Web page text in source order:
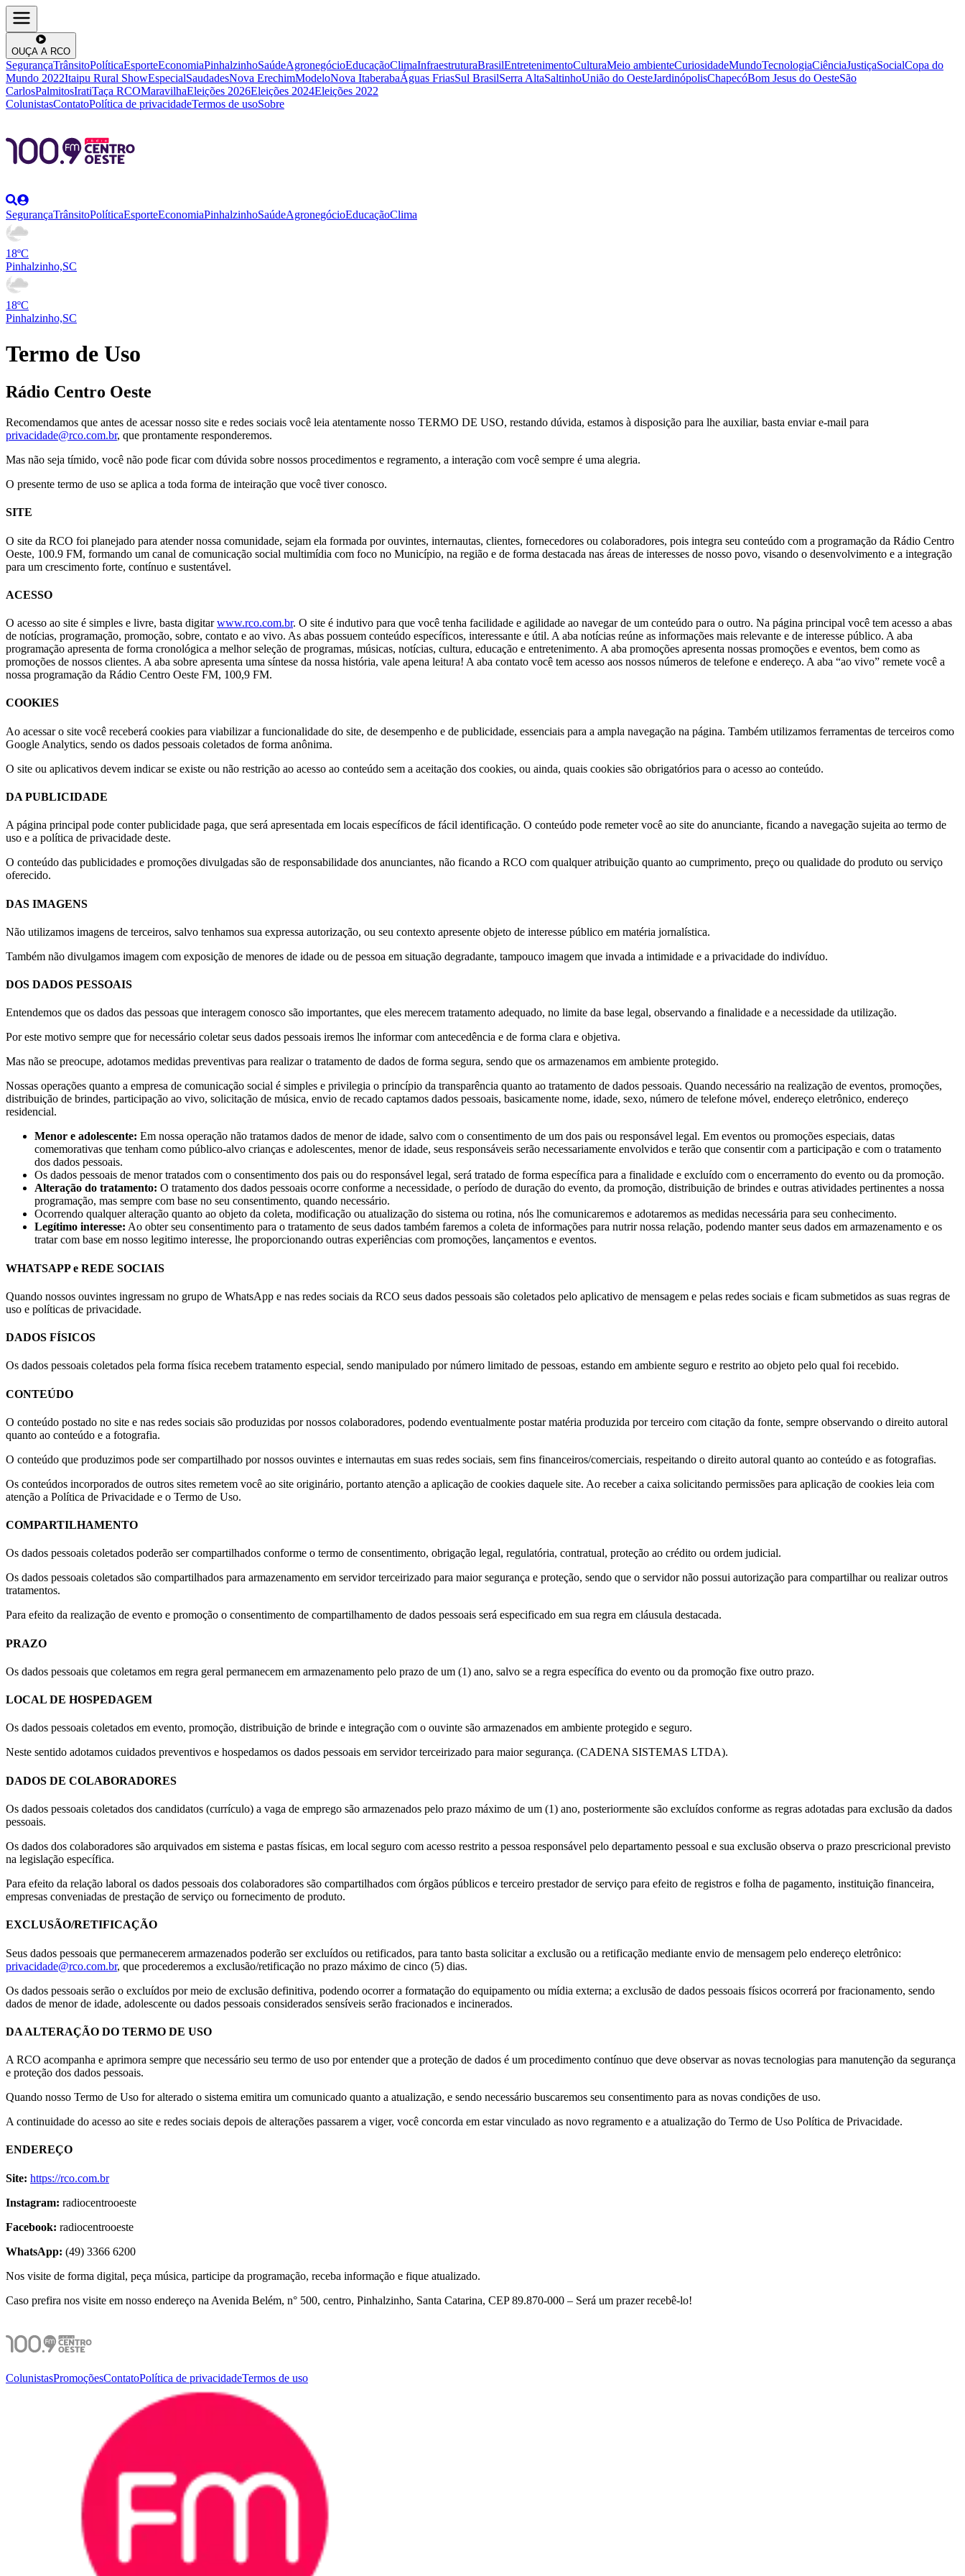
OUÇA A RCO
SegurançaTrânsitoPolíticaEsporteEconomiaPinhalzinhoSaúdeAgronegócioEducaçãoClimaInfraestruturaBrasilEntretenimentoCulturaMeio ambienteCuriosidadeMundoTecnologiaCiênciaJustiçaSocialCopa do
Mundo 2022Itaipu Rural ShowEspecialSaudadesNova ErechimModeloNova ItaberabaÁguas FriasSul BrasilSerra AltaSaltinhoUnião do OesteJardinópolisChapecóBom Jesus do OesteSão
CarlosPalmitosIratiTaça RCOMaravilhaEleições 2026Eleições 2024Eleições 2022
ColunistasContatoPolítica de privacidadeTermos de usoSobre
SegurançaTrânsitoPolíticaEsporteEconomiaPinhalzinhoSaúdeAgronegócioEducaçãoClima
18ºC
Pinhalzinho,SC
18ºC
Pinhalzinho,SC
Termo de Uso
Rádio Centro Oeste
Recomendamos que antes de acessar nosso site e redes sociais você leia atentamente nosso TERMO DE USO, restando dúvida, estamos à disposição para lhe auxiliar, basta enviar e-mail para
privacidade@rco.com.br, que prontamente responderemos.
Mas não seja tímido, você não pode ficar com dúvida sobre nossos procedimentos e regramento, a interação com você sempre é uma alegria.
O presente termo de uso se aplica a toda forma de inteiração que você tiver conosco.
SITE
O site da RCO foi planejado para atender nossa comunidade, sejam ela formada por ouvintes, internautas, clientes, fornecedores ou colaboradores, pois integra seu conteúdo com a programação da Rádio Centro
Oeste, 100.9 FM, formando um canal de comunicação social multimídia com foco no Município, na região e de forma destacada nas áreas de interesses de nosso povo, visando o desenvolvimento e a integração
para um crescimento forte, contínuo e sustentável.
ACESSO
O acesso ao site é simples e livre, basta digitar www.rco.com.br. O site é indutivo para que você tenha facilidade e agilidade ao navegar de um conteúdo para o outro. Na página principal você tem acesso a abas
de notícias, programação, promoção, sobre, contato e ao vivo. As abas possuem conteúdo específicos, interessante e útil. A aba notícias reúne as informações mais relevante e de interesse público. A aba
programação apresenta de forma cronológica a melhor seleção de programas, músicas, notícias, cultura, educação e entretenimento. A aba promoções apresenta nossas promoções e eventos, bem como as
promoções de nossos clientes. A aba sobre apresenta uma síntese da nossa história, vale apena leitura! A aba contato você tem acesso aos nossos números de telefone e endereço. A aba “ao vivo” remete você a
nossa programação da Rádio Centro Oeste FM, 100,9 FM.
COOKIES
Ao acessar o site você receberá cookies para viabilizar a funcionalidade do site, de desempenho e de publicidade, essenciais para a ampla navegação na página. Também utilizamos ferramentas de terceiros como
Google Analytics, sendo os dados pessoais coletados de forma anônima.
O site ou aplicativos devem indicar se existe ou não restrição ao acesso ao conteúdo sem a aceitação dos cookies, ou ainda, quais cookies são obrigatórios para o acesso ao conteúdo.
DA PUBLICIDADE
A página principal pode conter publicidade paga, que será apresentada em locais específicos de fácil identificação. O conteúdo pode remeter você ao site do anunciante, ficando a navegação sujeita ao termo de
uso e a política de privacidade deste.
O conteúdo das publicidades e promoções divulgadas são de responsabilidade dos anunciantes, não ficando a RCO com qualquer atribuição quanto ao cumprimento, preço ou qualidade do produto ou serviço
oferecido.
DAS IMAGENS
Não utilizamos imagens de terceiros, salvo tenhamos sua expressa autorização, ou seu contexto apresente objeto de interesse público em matéria jornalística.
Também não divulgamos imagem com exposição de menores de idade ou de pessoa em situação degradante, tampouco imagem que invada a intimidade e a privacidade do indivíduo.
DOS DADOS PESSOAIS
Entendemos que os dados das pessoas que interagem conosco são importantes, que eles merecem tratamento adequado, no limite da base legal, observando a finalidade e a necessidade da utilização.
Por este motivo sempre que for necessário coletar seus dados pessoais iremos lhe informar com antecedência e de forma clara e objetiva.
Mas não se preocupe, adotamos medidas preventivas para realizar o tratamento de dados de forma segura, sendo que os armazenamos em ambiente protegido.
Nossas operações quanto a empresa de comunicação social é simples e privilegia o princípio da transparência quanto ao tratamento de dados pessoais. Quando necessário na realização de eventos, promoções,
distribuição de brindes, participação ao vivo, solicitação de música, envio de recado captamos dados pessoais, basicamente nome, idade, sexo, número de telefone móvel, endereço eletrônico, endereço
residencial.
Menor e adolescente: Em nossa operação não tratamos dados de menor de idade, salvo com o consentimento de um dos pais ou responsável legal. Em eventos ou promoções especiais, datas
comemorativas que tenham como público-alvo crianças e adolescentes, menor de idade, seus responsáveis serão necessariamente envolvidos e terão que consentir com a participação e com o tratamento
dos dados pessoais.
Os dados pessoais de menor tratados com o consentimento dos pais ou do responsável legal, será tratado de forma específica para a finalidade e excluído com o encerramento do evento ou da promoção.
Alteração do tratamento: O tratamento dos dados pessoais ocorre conforme a necessidade, o período de duração do evento, da promoção, distribuição de brindes e outras atividades pertinentes a nossa
programação, mas sempre com base no seu consentimento, quando necessário.
Ocorrendo qualquer alteração quanto ao objeto da coleta, modificação ou atualização do sistema ou rotina, nós lhe comunicaremos e adotaremos as medidas necessária para seu conhecimento.
Legítimo interesse: Ao obter seu consentimento para o tratamento de seus dados também faremos a coleta de informações para nutrir nossa relação, podendo manter seus dados em armazenamento e os
tratar com base em nosso legitimo interesse, lhe proporcionando outras experiências com promoções, lançamentos e eventos.
WHATSAPP e REDE SOCIAIS
Quando nossos ouvintes ingressam no grupo de WhatsApp e nas redes sociais da RCO seus dados pessoais são coletados pelo aplicativo de mensagem e pelas redes sociais e ficam submetidos as suas regras de
uso e políticas de privacidade.
DADOS FÍSICOS
Os dados pessoais coletados pela forma física recebem tratamento especial, sendo manipulado por número limitado de pessoas, estando em ambiente seguro e restrito ao objeto pelo qual foi recebido.
CONTEÚDO
O conteúdo postado no site e nas redes sociais são produzidas por nossos colaboradores, podendo eventualmente postar matéria produzida por terceiro com citação da fonte, sempre observando o direito autoral
quanto ao conteúdo e a fotografia.
O conteúdo que produzimos pode ser compartilhado por nossos ouvintes e internautas em suas redes sociais, sem fins financeiros/comerciais, respeitando o direito autoral quanto ao conteúdo e as fotografias.
Os conteúdos incorporados de outros sites remetem você ao site originário, portanto atenção a aplicação de cookies daquele site. Ao receber a caixa solicitando permissões para aplicação de cookies leia com
atenção a Política de Privacidade e o Termo de Uso.
COMPARTILHAMENTO
Os dados pessoais coletados poderão ser compartilhados conforme o termo de consentimento, obrigação legal, regulatória, contratual, proteção ao crédito ou ordem judicial.
Os dados pessoais coletados são compartilhados para armazenamento em servidor terceirizado para maior segurança e proteção, sendo que o servidor não possui autorização para compartilhar ou realizar outros
tratamentos.
Para efeito da realização de evento e promoção o consentimento de compartilhamento de dados pessoais será especificado em sua regra em cláusula destacada.
PRAZO
Os dados pessoais que coletamos em regra geral permanecem em armazenamento pelo prazo de um (1) ano, salvo se a regra específica do evento ou da promoção fixe outro prazo.
LOCAL DE HOSPEDAGEM
Os dados pessoais coletados em evento, promoção, distribuição de brinde e integração com o ouvinte são armazenados em ambiente protegido e seguro.
Neste sentido adotamos cuidados preventivos e hospedamos os dados pessoais em servidor terceirizado para maior segurança. (CADENA SISTEMAS LTDA).
DADOS DE COLABORADORES
Os dados pessoais coletados dos candidatos (currículo) a vaga de emprego são armazenados pelo prazo máximo de um (1) ano, posteriormente são excluídos conforme as regras adotadas para exclusão da dados
pessoais.
Os dados dos colaboradores são arquivados em sistema e pastas físicas, em local seguro com acesso restrito a pessoa responsável pelo departamento pessoal e sua exclusão observa o prazo prescricional previsto
na legislação específica.
Para efeito da relação laboral os dados pessoais dos colaboradores são compartilhados com órgãos públicos e terceiro prestador de serviço para efeito de registros e folha de pagamento, instituição financeira,
empresas conveniadas de prestação de serviço ou fornecimento de produto.
EXCLUSÃO/RETIFICAÇÃO
Seus dados pessoais que permanecerem armazenados poderão ser excluídos ou retificados, para tanto basta solicitar a exclusão ou a retificação mediante envio de mensagem pelo endereço eletrônico:
privacidade@rco.com.br, que procederemos a exclusão/retificação no prazo máximo de cinco (5) dias.
Os dados pessoais serão o excluídos por meio de exclusão definitiva, podendo ocorrer a formatação do equipamento ou mídia externa; a exclusão de dados pessoais físicos ocorrerá por fracionamento, sendo
dados de menor de idade, adolescente ou dados pessoais considerados sensíveis serão fracionados e incinerados.
DA ALTERAÇÃO DO TERMO DE USO
A RCO acompanha e aprimora sempre que necessário seu termo de uso por entender que a proteção de dados é um procedimento contínuo que deve observar as novas tecnologias para manutenção da segurança
e proteção dos dados pessoais.
Quando nosso Termo de Uso for alterado o sistema emitira um comunicado quanto a atualização, e sendo necessário buscaremos seu consentimento para as novas condições de uso.
A continuidade do acesso ao site e redes sociais depois de alterações passarem a viger, você concorda em estar vinculado as novo regramento e a atualização do Termo de Uso Política de Privacidade.
ENDEREÇO
Site: https://rco.com.br
Instagram: radiocentrooeste
Facebook: radiocentrooeste
WhatsApp: (49) 3366 6200
Nos visite de forma digital, peça música, participe da programação, receba informação e fique atualizado.
Caso prefira nos visite em nosso endereço na Avenida Belém, n° 500, centro, Pinhalzinho, Santa Catarina, CEP 89.870-000 – Será um prazer recebê-lo!
ColunistasPromoçõesContatoPolítica de privacidadeTermos de uso